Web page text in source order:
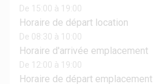
De 15:00 à 19:00
Horaire de départ location
De 08:30 à 10:00
Horaire d'arrivée emplacement
De 12:00 à 19:00
Horaire de départ emplacement